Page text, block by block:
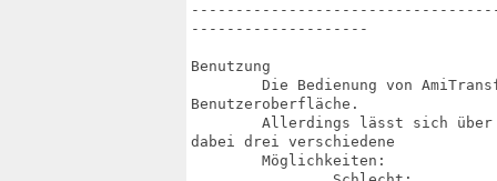
--------------------
Benutzung
Benutzeroberfläche.
dabei drei verschiedene